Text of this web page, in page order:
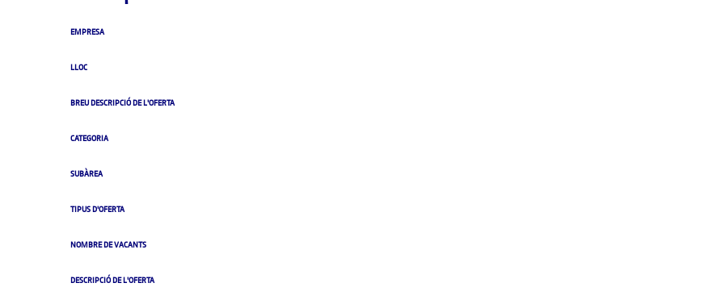
EMPRESA
LLOC
BREU DESCRIPCIÓ DE L'OFERTA
CATEGORIA
SUBÀREA
TIPUS D'OFERTA
NOMBRE DE VACANTS
DESCRIPCIÓ DE L'OFERTA